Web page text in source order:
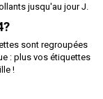
jusqu'au jour J.
sont regroupées
: plus vos étiquettes
!